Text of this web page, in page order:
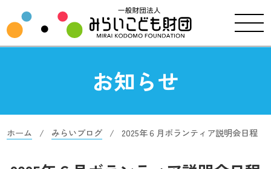
お知らせ
ホーム みらいブログ 2025年６月ボランティア説明会日程